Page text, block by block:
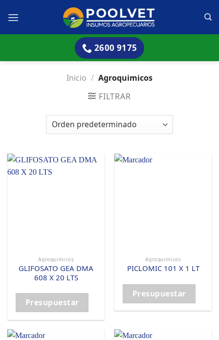
2600 9175
Inicio / Agroquimicos
FILTRAR
Agroquimicos
GLIFOSATO GEA DMA
608 X 20 LTS
Presupuestar
Agroquimicos
PICLOMIC 101 X 1 LT
Presupuestar